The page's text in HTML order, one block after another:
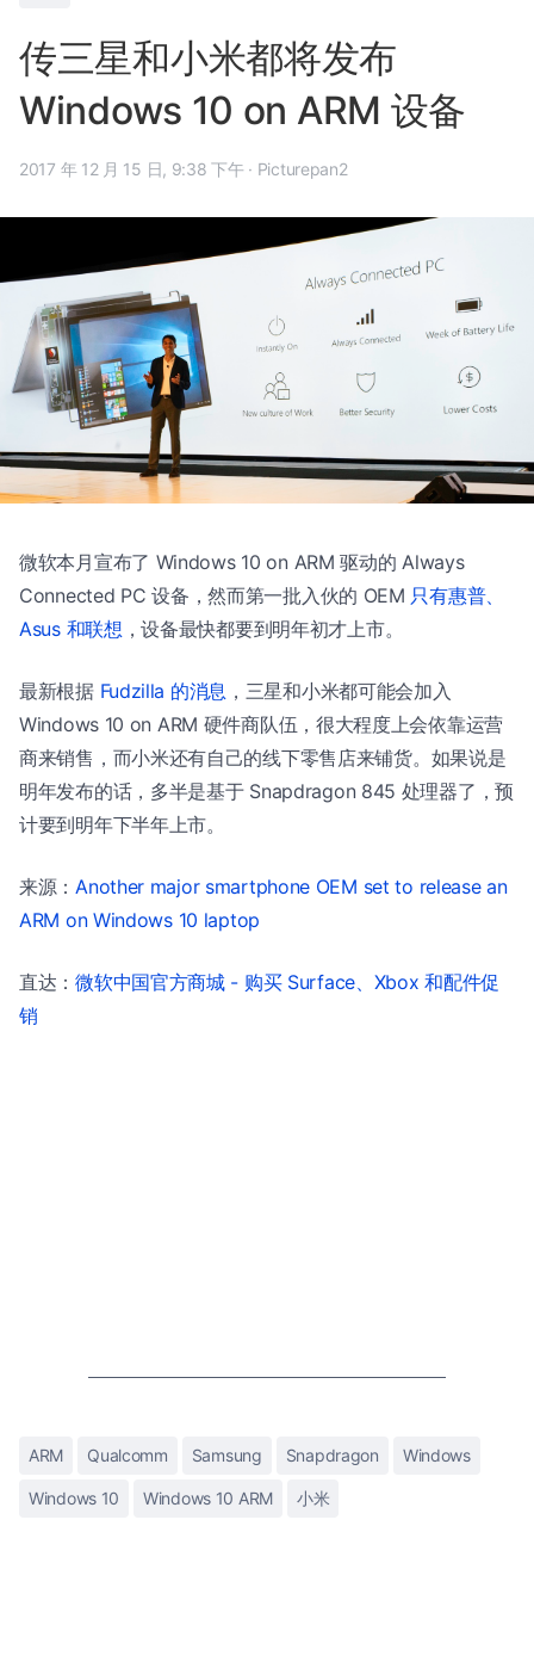
传三星和小米都将发布
Windows 10 on ARM 设备
2017 年 12 月 15 日, 9:38 下午 · Picturepan2
微软本月宣布了 Windows 10 on ARM 驱动的 Always
Connected PC 设备，然而第一批入伙的 OEM 只有惠普、
Asus 和联想 ，设备最快都要到明年初才上市。
最新根据 Fudzilla 的消息 ，三星和小米都可能会加入
Windows 10 on ARM 硬件商队伍，很大程度上会依靠运营
商来销售，而小米还有自己的线下零售店来铺货。如果说是
明年发布的话，多半是基于 Snapdragon 845 处理器了，预
计要到明年下半年上市。
来源：Another major smartphone OEM set to release an
ARM on Windows 10 laptop
直达：微软中国官方商城 - 购买 Surface、Xbox 和配件促
销
ARM Qualcomm Samsung Snapdragon Windows
Windows 10 Windows 10 ARM 小米